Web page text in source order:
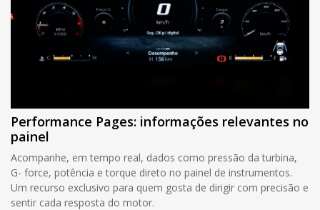
Performance Pages: informações relevantes no
painel
Acompanhe, em tempo real, dados como pressão da turbina,
G- force, potência e torque direto no painel de instrumentos.
Um recurso exclusivo para quem gosta de dirigir com precisão e
sentir cada resposta do motor.